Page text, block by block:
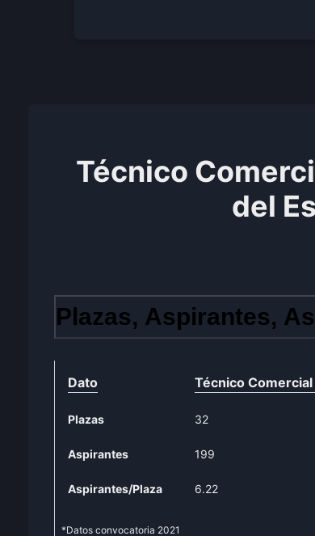
Técnico
del
Plazas, Aspirantes,
Dato Técnico
Plazas 32
Aspirantes 199
Aspirantes/Plaza 6.22
*Datos convocatoria 2021